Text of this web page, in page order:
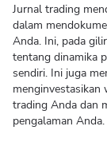
Jurnal trading
dalam
Anda. Ini, pada
tentang dinamika
sendiri. Ini juga
menginvestasikan
trading Anda dan
pengalaman Anda.